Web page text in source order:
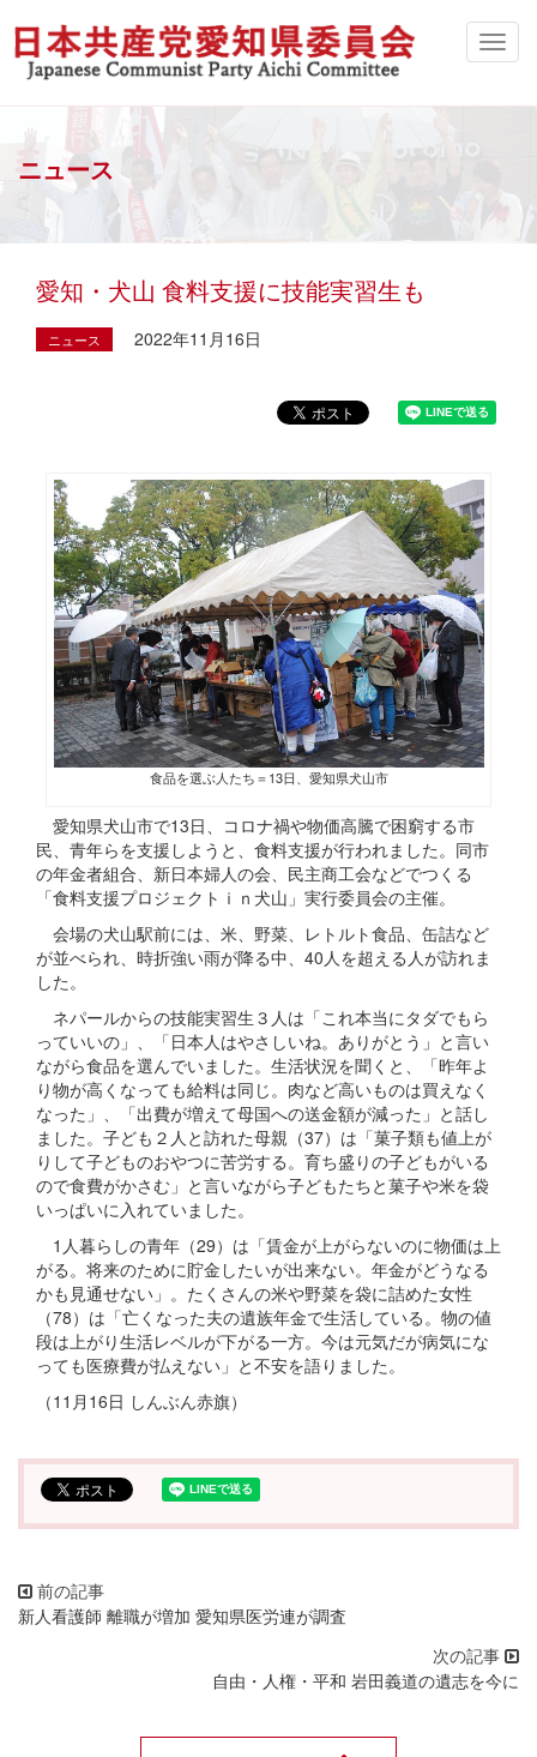
ニュース
愛知・犬山 食料支援に技能実習生も
ニュース 2022年11月16日
食品を選ぶ人たち＝13日、愛知県犬山市
愛知県犬山市で13日、コロナ禍や物価高騰で困窮する市
民、青年らを支援しようと、食料支援が行われました。同市
の年金者組合、新日本婦人の会、民主商工会などでつくる
「食料支援プロジェクトｉｎ犬山」実行委員会の主催。
会場の犬山駅前には、米、野菜、レトルト食品、缶詰など
が並べられ、時折強い雨が降る中、40人を超える人が訪れま
した。
ネパールからの技能実習生３人は「これ本当にタダでもら
っていいの」、「日本人はやさしいね。ありがとう」と言い
ながら食品を選んでいました。生活状況を聞くと、「昨年よ
り物が高くなっても給料は同じ。肉など高いものは買えなく
なった」、「出費が増えて母国への送金額が減った」と話し
ました。子ども２人と訪れた母親（37）は「菓子類も値上が
りして子どものおやつに苦労する。育ち盛りの子どもがいる
ので食費がかさむ」と言いながら子どもたちと菓子や米を袋
いっぱいに入れていました。
1人暮らしの青年（29）は「賃金が上がらないのに物価は上
がる。将来のために貯金したいが出来ない。年金がどうなる
かも見通せない」。たくさんの米や野菜を袋に詰めた女性
（78）は「亡くなった夫の遺族年金で生活している。物の値
段は上がり生活レベルが下がる一方。今は元気だが病気にな
っても医療費が払えない」と不安を語りました。
（11月16日 しんぶん赤旗）
新人看護師 離職が増加 愛知県医労連が調査
自由・人権・平和 岩田義道の遺志を今に